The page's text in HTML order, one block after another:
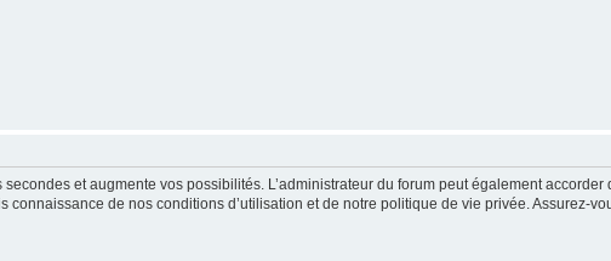
et augmente vos possibilités. L’administrateur du forum peut également accorder
de nos conditions d’utilisation et de notre politique de vie privée. Assurez-